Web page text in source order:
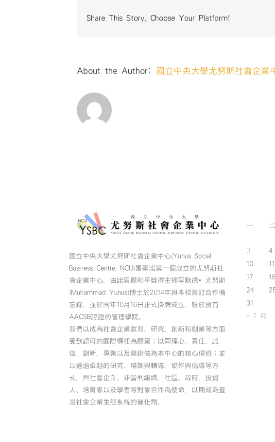
習
良
Share This Story, Choose Your Platform!
About the Author: 國立中央大學尤努斯社會企業
國立中央大學尤努斯社會企業中心(Yunus Social
Business Centre, NCU)是臺灣第一個成立的尤努斯社
會企業中心，由諾貝爾和平獎得主穆罕默德•尤努斯
(Muhammad Yunus)博士於2014年與本校簽訂合作備
忘錄，並於同年10月16日正式掛牌成立，設於擁有
AACSB認證的管理學院。
我們以成為社會企業教育、研究、創新和創業等方面
受到認可的國際樞紐為願景；以同理心、責任、誠
信、創新、專業以及樂趣做為本中心的核心價值；並
以通過卓越的研究、培訓與輔導、協作與倡導等方
式，與社會企業、非營利組織、社區、政府、投資
人、培育家以及學者等對象合作為使命，以期成為臺
灣社會企業生態系統的催化劑。
一 二
3
4
10
11
17
24
31
« 7 月